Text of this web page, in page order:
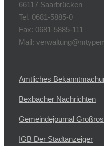
66117 Saarbrücken
Tel. 0681-5885-0
Fax: 0681-5885-111
Mail:
Amtliches
Bexbacher Nachrichten
Gemeindejournal
IGB Der Stadtanzeiger